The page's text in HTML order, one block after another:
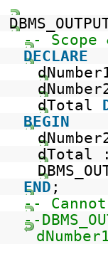
-- Scope
DECLARE
dTotal
BEGIN
dTotal
END ;
--
--